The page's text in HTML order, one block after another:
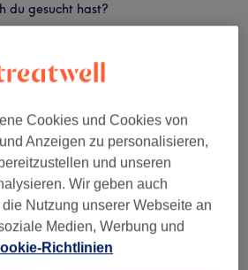
du gesucht hast?
(1
(1 ) ab 28 €
(1 )
( ) ab 71,10 €
Cookies und Cookies von
Anzeigen zu personalisieren,
und unseren
Wir geben auch
Nutzung unserer Webseite an
Medien, Werbung und
Richtlinien